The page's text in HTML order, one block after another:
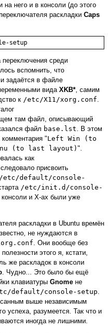
него и в консоли (до этого
раскладки Caps
среди
вспомнить, что
задаётся в файле
вида XKB*, самим
к /etc/X11/xorg.conf.
там файл, описывающий
файл base.lst. В этом
комментария "Left Win (to
(to last layout) ".
как
присвоить
/etc/default/console-
/etc/init.d/console-
и Х-ах были уже
раскладки в Ubuntu времён
не нуждаются в
. Они вообще без
этого я, кстати,
же раскладок в консоли
. Чудно... Это было бы ещё
клавиатуры Gnome не
default/console-setup.
выше независимым
успеха, разумеется. Так что и
иногда не лишними.